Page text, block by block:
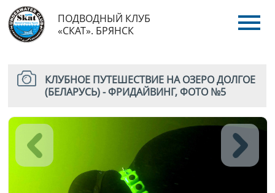
ПОДВОДНЫЙ КЛУБ
«СКАТ». БРЯНСК
КЛУБНОЕ ПУТЕШЕСТВИЕ НА ОЗЕРО ДОЛГОЕ
(БЕЛАРУСЬ) - ФРИДАЙВИНГ, ФОТО №5